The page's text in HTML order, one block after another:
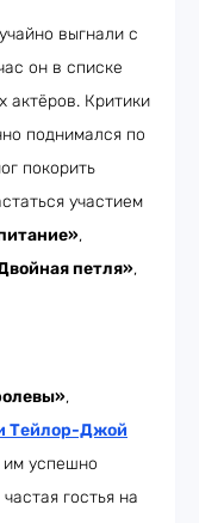
выгнали с
он в списке
актёров. Критики
поднимался по
покорить
участием
,
петля»,
,
Тейлор-Джой
им успешно
гостья на